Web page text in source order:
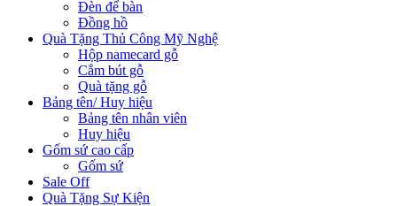
Đèn để bàn
Đồng hồ
Quà Tặng Thủ Công Mỹ Nghệ
Hộp namecard gỗ
Cắm bút gỗ
Quà tặng gỗ
Bảng tên/ Huy hiệu
Bảng tên nhân viên
Huy hiệu
Gốm sứ cao cấp
Gốm sứ
Sale Off
Quà Tặng Sự Kiện